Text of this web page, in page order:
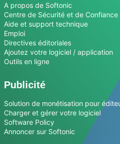
A propos de Softonic
Centre de Sécurité et de Confiance
Aide et support technique
Emploi
Directives éditoriales
Ajoutez votre logiciel / application
Outils en ligne
Publicité
Solution de monétisation pour
Charger et gérer votre logiciel
Software Policy
Annoncer sur Softonic